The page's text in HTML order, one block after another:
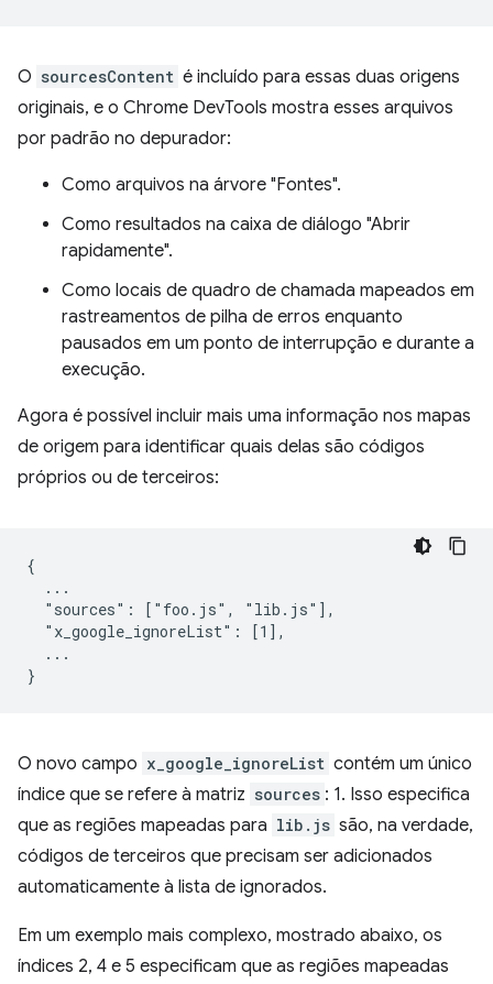
O sourcesContent é incluído para essas duas origens
originais, e o Chrome DevTools mostra esses arquivos
por padrão no depurador:
Como arquivos na árvore "Fontes".
Como resultados na caixa de diálogo "Abrir
rapidamente".
Como locais de quadro de chamada mapeados em
rastreamentos de pilha de erros enquanto
pausados em um ponto de interrupção e durante a
execução.
Agora é possível incluir mais uma informação nos mapas
de origem para identificar quais delas são códigos
próprios ou de terceiros:
{
  ...
  "sources": ["foo.js", "lib.js"],
  "x_google_ignoreList": [1],
  ...
O novo campo x_google_ignoreList contém um único
índice que se refere à matriz sources : 1. Isso especifica
que as regiões mapeadas para lib.js são, na verdade,
códigos de terceiros que precisam ser adicionados
automaticamente à lista de ignorados.
Em um exemplo mais complexo, mostrado abaixo, os
índices 2, 4 e 5 especificam que as regiões mapeadas